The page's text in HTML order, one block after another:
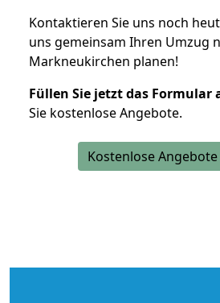
Kontaktieren Sie uns noch
uns gemeinsam Ihren Umzug
Markneukirchen planen!
Füllen Sie jetzt das Formular
Sie kostenlose Angebote.
Kostenlose